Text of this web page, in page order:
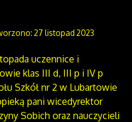
27 listopad 2023
uczennice i
klas III d, III p i IV p
Szkół nr 2 w Lubartowie
pani wicedyrektor
Sobich oraz nauczycieli